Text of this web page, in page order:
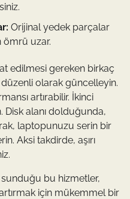
Orijinal yedek parçalar
ömrü uzar.
edilmesi gereken birkaç
düzenli olarak güncelleyin.
artırabilir. İkinci
Disk alanı dolduğunda,
laptopunuzu serin bir
Aksi takdirde, aşırı
bu hizmetler,
için mükemmel bir